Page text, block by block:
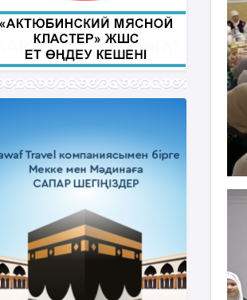
Аптаның сәрсенбі күндері сағат
21:00 (Ақтөбе уақытымен)
Біздің nur_gasyr Instagram
парақшамызда